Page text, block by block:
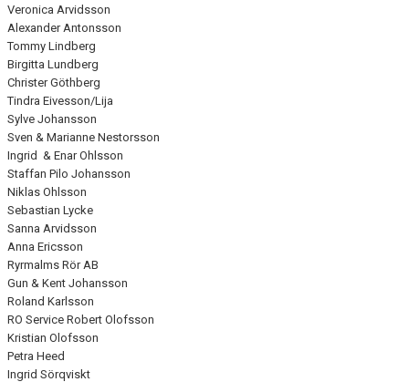
Veronica Arvidsson
Alexander Antonsson
Tommy Lindberg
Birgitta Lundberg
Christer Göthberg
Tindra Eivesson/Lija
Sylve Johansson
Sven & Marianne Nestorsson
Ingrid & Enar Ohlsson
Staffan Pilo Johansson
Niklas Ohlsson
Sebastian Lycke
Sanna Arvidsson
Anna Ericsson
Ryrmalms Rör AB
Gun & Kent Johansson
Roland Karlsson
RO Service Robert Olofsson
Kristian Olofsson
Petra Heed
Ingrid Sörqviskt